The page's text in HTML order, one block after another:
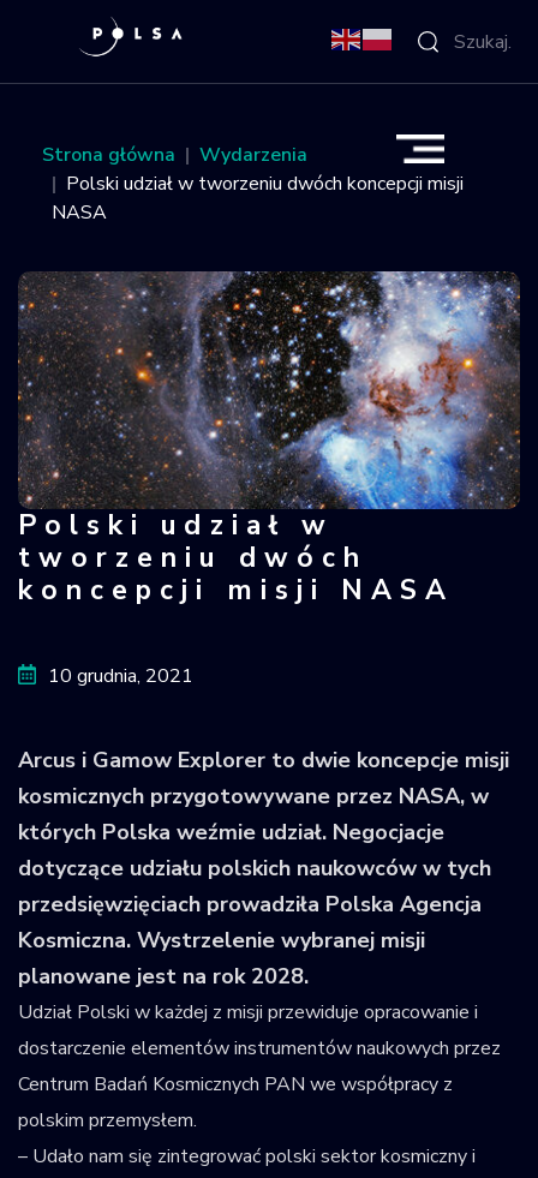
O Agencji
Aktywności
Misja IGNIS
NSIS
Sektor
Polska w
kosmosie
Krajowy Rejestr
Obiektów
Strona główna
Wydarzenia
Polski udział w tworzeniu dwóch koncepcji misji
NASA
Polski udział w tworzeniu dwóch
Polski udział w
tworzeniu dwóch
koncepcji misji NASA
10 grudnia, 2021
Arcus i Gamow Explorer to dwie koncepcje misji
kosmicznych przygotowywane przez NASA, w
których Polska weźmie udział. Negocjacje
dotyczące udziału polskich naukowców w tych
przedsięwzięciach prowadziła Polska Agencja
Kosmiczna. Wystrzelenie wybranej misji
planowane jest na rok 2028.
Udział Polski w każdej z misji przewiduje opracowanie i
dostarczenie elementów instrumentów naukowych przez
Centrum Badań Kosmicznych PAN we współpracy z
polskim przemysłem.
– Udało nam się zintegrować polski sektor kosmiczny i